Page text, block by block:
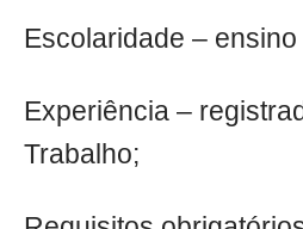
Escolaridade –
Experiência –
Trabalho;